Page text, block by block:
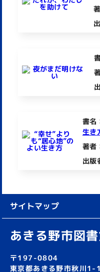
書名
生
著者
出版
サイトマップ
あきる野市図
〒197-0804
東京都あきる野市秋川